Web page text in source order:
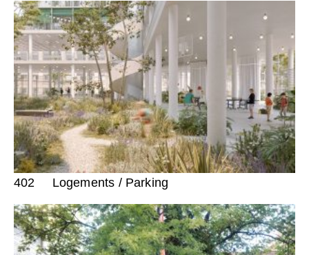
402 Logements / Parking